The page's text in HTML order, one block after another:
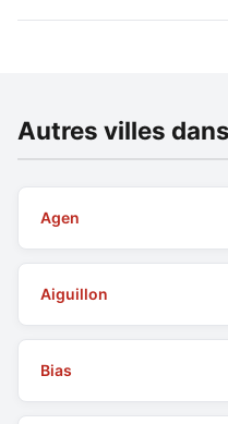
Autres villes
Agen
Aiguillon
Bias